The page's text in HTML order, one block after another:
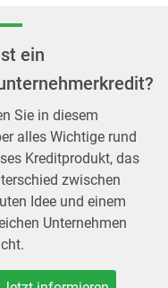
ein
Sie in diesem
alles Wichtige rund
Kreditprodukt, das
zwischen
Idee und einem
Unternehmen